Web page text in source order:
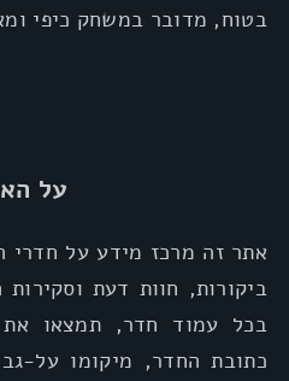
בטוח, מדובר במשחק כיפי
על
אתר זה מרכז מידע על חדרי
ביקורות, חוות דעת
בכל עמוד חדר, תמצאו את
כתובת החדר, מיקומו על-